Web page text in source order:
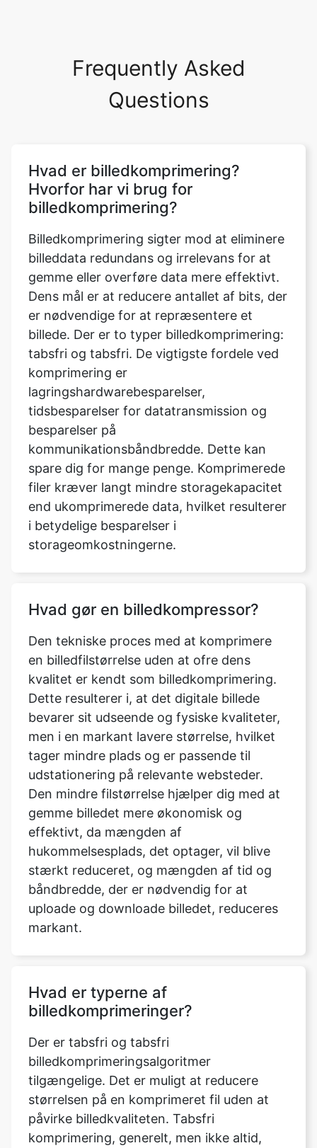
Hvad er billedkomprimering?
Billedkomprimering sigter mod at eliminere
billeddata redundans og irrelevans for at
gemme eller overføre data mere effektivt.
Dens mål er at reducere antallet af bits, der
er nødvendige for at repræsentere et
billede. Der er to typer billedkomprimering:
tabsfri og tabsfri. De vigtigste fordele ved
komprimering er
lagringshardwarebesparelser,
tidsbesparelser for datatransmission og
besparelser på
kommunikationsbåndbredde. Dette kan
spare dig for mange penge. Komprimerede
filer kræver langt mindre storagekapacitet
end ukomprimerede data, hvilket resulterer
i betydelige besparelser i
storageomkostningerne.
Hvad gør en billedkompressor?
en billedfilstørrelse uden at ofre dens
kvalitet er kendt som billedkomprimering.
Dette resulterer i, at det digitale billede
bevarer sit udseende og fysiske kvaliteter,
men i en markant lavere størrelse, hvilket
tager mindre plads og er passende til
udstationering på relevante websteder.
Den mindre filstørrelse hjælper dig med at
gemme billedet mere økonomisk og
effektivt, da mængden af
hukommelsesplads, det optager, vil blive
stærkt reduceret, og mængden af tid og
båndbredde, der er nødvendig for at
uploade og downloade billedet, reduceres
markant.
Hvad er typerne af
Der er tabsfri og tabsfri
billedkomprimeringsalgoritmer
tilgængelige. Det er muligt at reducere
størrelsen på en komprimeret fil uden at
påvirke billedkvaliteten. Tabsfri
komprimering, generelt, men ikke altid,
resulterer i større filer end tabsfri
komprimering. Det anbefales at bruge
tabsfri komprimering, når du arbejder med